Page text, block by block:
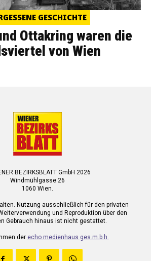
GESCHICHTE
Ottakring waren die
von Wien
BEZIRKSBLATT GmbH 2026
Windmühlgasse 26
1060 Wien.
Nutzung ausschließlich für den privaten
und Reproduktion über den
Gebrauch hinaus ist nicht gestattet.
der echo medienhaus ges.m.b.h.